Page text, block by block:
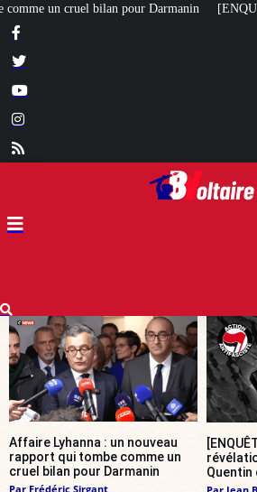
[ENQUÊTE] Nos nouvelles révélations sur
Affaire Lyhanna : un nouveau
rapport qui tombe comme un
cruel bilan pour Darmanin
Par Frédéric Sirgant